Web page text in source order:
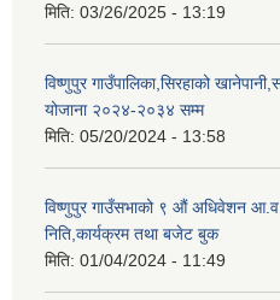
मिति: 03/26/2025 - 13:19
विष्णुपुर गाउँपालिका,सिरहाको
योजाना २०२४-२०३४ सम्म
मिति: 05/20/2024 - 13:58
विष्णुपुर गाउँसभाको ९ औं अधिवेशन
निति,कार्यक्रम तथा बजेट बुक
मिति: 01/04/2024 - 11:49